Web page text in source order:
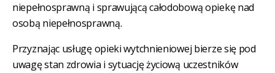
niepełnosprawną i sprawującą całodobową opiekę nad
osobą niepełnosprawną.
Przyznając usługę opieki wytchnieniowej bierze się pod
uwagę stan zdrowia i sytuację życiową uczestników